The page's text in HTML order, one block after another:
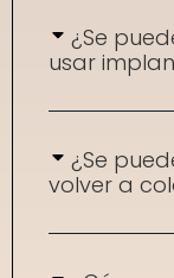
¿Se
usar
¿Se
volver a